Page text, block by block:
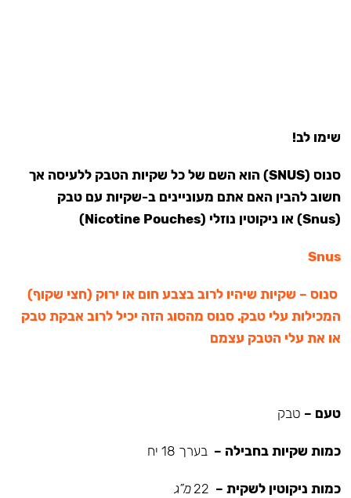
שימו לב!
סנוס (SNUS) הוא השם של כל שקיות הטבק ללעיסה אך
חשוב להבין האם אתם מעוניינים ב-שקיות עם טבק
(Snus) או ניקוטין נוזלי (Nicotine Pouches)
Snus
סנוס – שקיות שיהיו לרוב בצבע חום או ירוק (חצי שקוף)
המכילות עלי טבק. סנוס מהסוג הזה יכיל לרוב אבקת טבק
או את עלי הטבק עצמם
טעם – טבק
כמות שקיות בחבילה – בערך 18 יח
כמות ניקוטין לשקית – מ”ג